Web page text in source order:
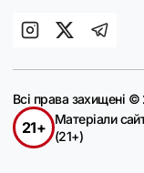
Всі права захищені
21+
Матеріали
(21+)